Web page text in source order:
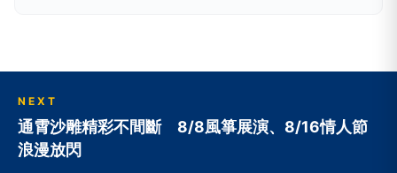
NEXT
通霄沙雕精彩不間斷 8/8風箏展演、8/16情人節
浪漫放閃